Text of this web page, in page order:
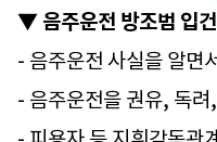
▼ 음주운전 방조범 입
- 음주운전 사실을 알면
- 음주운전을 권유, 독